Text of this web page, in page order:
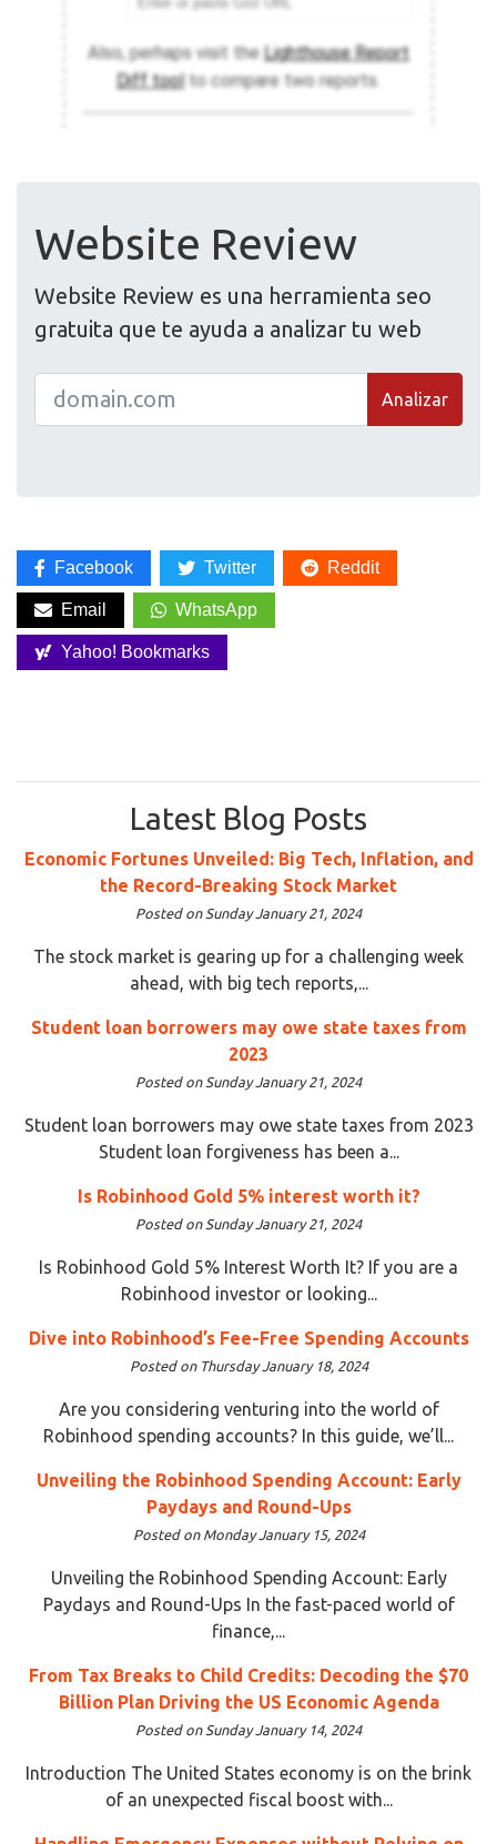
Website Review
Website Review es una herramienta seo
gratuita que te ayuda a analizar tu web
Analizar
Facebook Twitter Reddit
Email WhatsApp
Yahoo! Bookmarks
Latest Blog Posts
Economic Fortunes Unveiled: Big Tech, Inflation, and
the Record-Breaking Stock Market
Posted on Sunday January 21, 2024
The stock market is gearing up for a challenging week
ahead, with big tech reports,...
Student loan borrowers may owe state taxes from
2023
Posted on Sunday January 21, 2024
Student loan borrowers may owe state taxes from 2023
Student loan forgiveness has been a...
Is Robinhood Gold 5% interest worth it?
Posted on Sunday January 21, 2024
Is Robinhood Gold 5% Interest Worth It? If you are a
Robinhood investor or looking...
Dive into Robinhood’s Fee-Free Spending Accounts
Posted on Thursday January 18, 2024
Are you considering venturing into the world of
Robinhood spending accounts? In this guide, we’ll...
Unveiling the Robinhood Spending Account: Early
Paydays and Round-Ups
Posted on Monday January 15, 2024
Unveiling the Robinhood Spending Account: Early
Paydays and Round-Ups In the fast-paced world of
finance,...
From Tax Breaks to Child Credits: Decoding the $70
Billion Plan Driving the US Economic Agenda
Posted on Sunday January 14, 2024
Introduction The United States economy is on the brink
of an unexpected fiscal boost with...